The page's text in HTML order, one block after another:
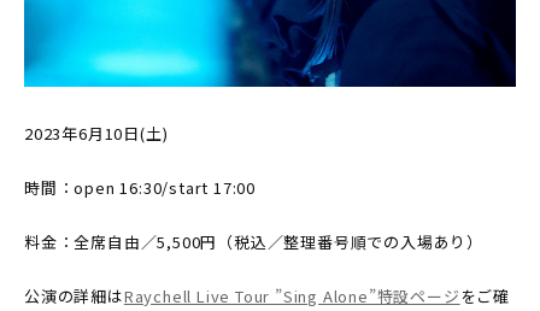
2023年6月10日(土)
時間：open 16:30/start 17:00
料金：全席自由／5,500円（税込／整理番号順での入場あり）
公演の詳細はRaychell Live Tour ”Sing Alone”特設ページをご確